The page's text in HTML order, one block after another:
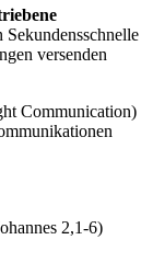
versenden
Communication)
2,1-6)